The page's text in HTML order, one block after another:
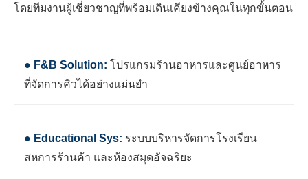
โดยทีมงานผู้เชี่ยวชาญที่พร้อมเดินเคียงข้างคุณในทุกขั้นตอน
● F&B Solution: โปรแกรมร้านอาหารและศูนย์อาหาร
ที่จัดการคิวได้อย่างแม่นยำ
● Educational Sys: ระบบบริหารจัดการโรงเรียน
สหการร้านค้า และห้องสมุดอัจฉริยะ